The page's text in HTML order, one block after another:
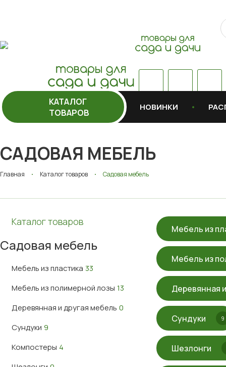
КАТАЛОГ
ТОВАРОВ
НОВИНКИ
САДОВАЯ МЕБЕЛЬ
Главная Каталог товаров Садовая мебель
Каталог товаров
Садовая мебель
Мебель из пластика 33
Мебель из полимерной лозы 13
Деревянная и другая мебель 0
Сундуки 9
Компостеры 4
Мебель из
Мебель из
Деревянная
Сундуки 9
Шезлонги